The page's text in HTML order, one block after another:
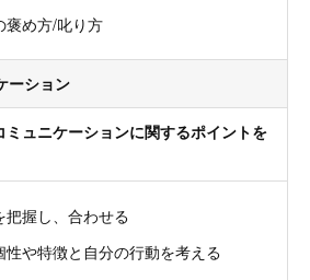
褒め方/叱り方
ーション
ミュニケーションに関するポイントを
握し、合わせる
性や特徴と自分の行動を考える